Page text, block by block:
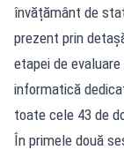
învățământ de
prezent prin
etapei de
informatică
toate cele 43 de
În primele două